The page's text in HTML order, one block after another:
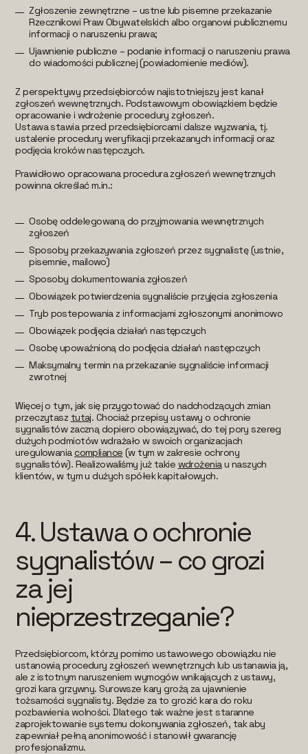
Zgłoszenie zewnętrzne – ustne lub pisemne przekazanie
Rzecznikowi Praw Obywatelskich albo organowi publicznemu
informacji o naruszeniu prawa;
Ujawnienie publiczne – podanie informacji o naruszeniu prawa
do wiadomości publicznej (powiadomienie mediów).
Z perspektywy przedsiębiorców najistotniejszy jest kanał
zgłoszeń wewnętrznych. Podstawowym obowiązkiem będzie
opracowanie i wdrożenie procedury zgłoszeń.
Ustawa stawia przed przedsiębiorcami dalsze wyzwania, tj.
ustalenie procedury weryfikacji przekazanych informacji oraz
podjęcia kroków następczych.
Prawidłowo opracowana procedura zgłoszeń wewnętrznych
powinna określać m.in.:
Osobę oddelegowaną do przyjmowania wewnętrznych
zgłoszeń
Sposoby przekazywania zgłoszeń przez sygnalistę (ustnie,
pisemnie, mailowo)
Sposoby dokumentowania zgłoszeń
Obowiązek potwierdzenia sygnaliście przyjęcia zgłoszenia
Tryb postepowania z informacjami zgłoszonymi anonimowo
Obowiązek podjęcia działań następczych
Osobę upoważnioną do podjęcia działań następczych
Maksymalny termin na przekazanie sygnaliście informacji
zwrotnej
Więcej o tym, jak się przygotować do nadchodzących zmian
przeczytasz tutaj. Chociaż przepisy ustawy o ochronie
sygnalistów zaczną dopiero obowiązywać, do tej pory szereg
dużych podmiotów wdrażało w swoich organizacjach
uregulowania compliance (w tym w zakresie ochrony
sygnalistów). Realizowaliśmy już takie wdrożenia u naszych
klientów, w tym u dużych spółek kapitałowych.
4. Ustawa o ochronie
sygnalistów – co grozi
za jej
nieprzestrzeganie?
Przedsiębiorcom, którzy pomimo ustawowego obowiązku nie
ustanowią procedury zgłoszeń wewnętrznych lub ustanawia ją,
ale z istotnym naruszeniem wymogów wnikających z ustawy,
grozi kara grzywny. Surowsze kary grożą za ujawnienie
tożsamości sygnalisty. Będzie za to grozić kara do roku
pozbawienia wolności. Dlatego tak ważne jest staranne
zaprojektowanie systemu dokonywania zgłoszeń, tak aby
zapewniał pełną anonimowość i stanowił gwarancję
profesjonalizmu.